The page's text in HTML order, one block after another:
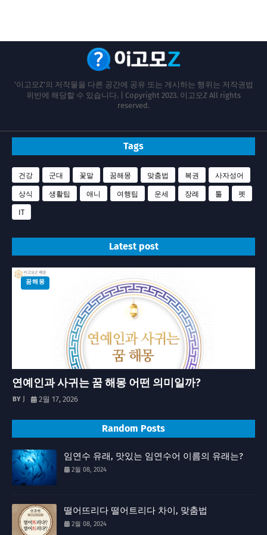
'이고모Z'의 저작물을 다른 공간에 공유 또는 게시하는 행위는 저작권법
위반에 해당할 수 있습니다. | Copyright 2023. 이고모Z All rights
reserved.
Tags
건강 군대 꽃말 꿈해몽 맞춤법 복권 사자성어
상식 생활팁 애니 여행팁 운세 장례 툴 펫
IT
Latest post
꿈해몽
연예인과 사귀는 꿈 해몽 어떤 의미일까?
J 2월 17, 2026
Random Posts
임연수 유래, 맛있는 임연수어 이름의 유래는?
2월 08, 2024
떨어뜨리다 떨어트리다 차이, 맞춤법
2월 08, 2024